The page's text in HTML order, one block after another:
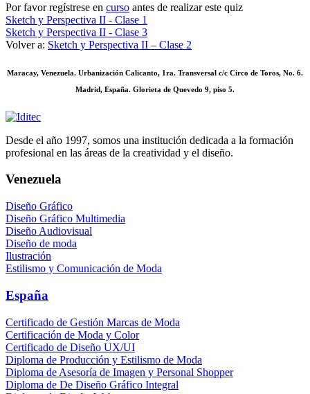
Por favor regístrese en curso antes de realizar este quiz
Sketch y Perspectiva II - Clase 1
Sketch y Perspectiva II - Clase 3
Volver a: Sketch y Perspectiva II – Clase 2
Maracay, Venezuela. Urbanización Calicanto, 1ra. Transversal c/c Circo de Toros, No. 6.
Madrid, España. Glorieta de Quevedo 9, piso 5.
Desde el año 1997, somos una institución dedicada a la formación
profesional en las áreas de la creatividad y el diseño.
Venezuela
Diseño Gráfico
Diseño Gráfico Multimedia
Diseño Audiovisual
Diseño de moda
Ilustración
Estilismo y Comunicación de Moda
España
Certificado de Gestión Marcas de Moda
Certificación de Moda y Color
Certificado de Diseño UX/UI
Diploma de Producción y Estilismo de Moda
Diploma de Asesoría de Imagen y Personal Shopper
Diploma de De Diseño Gráfico Integral